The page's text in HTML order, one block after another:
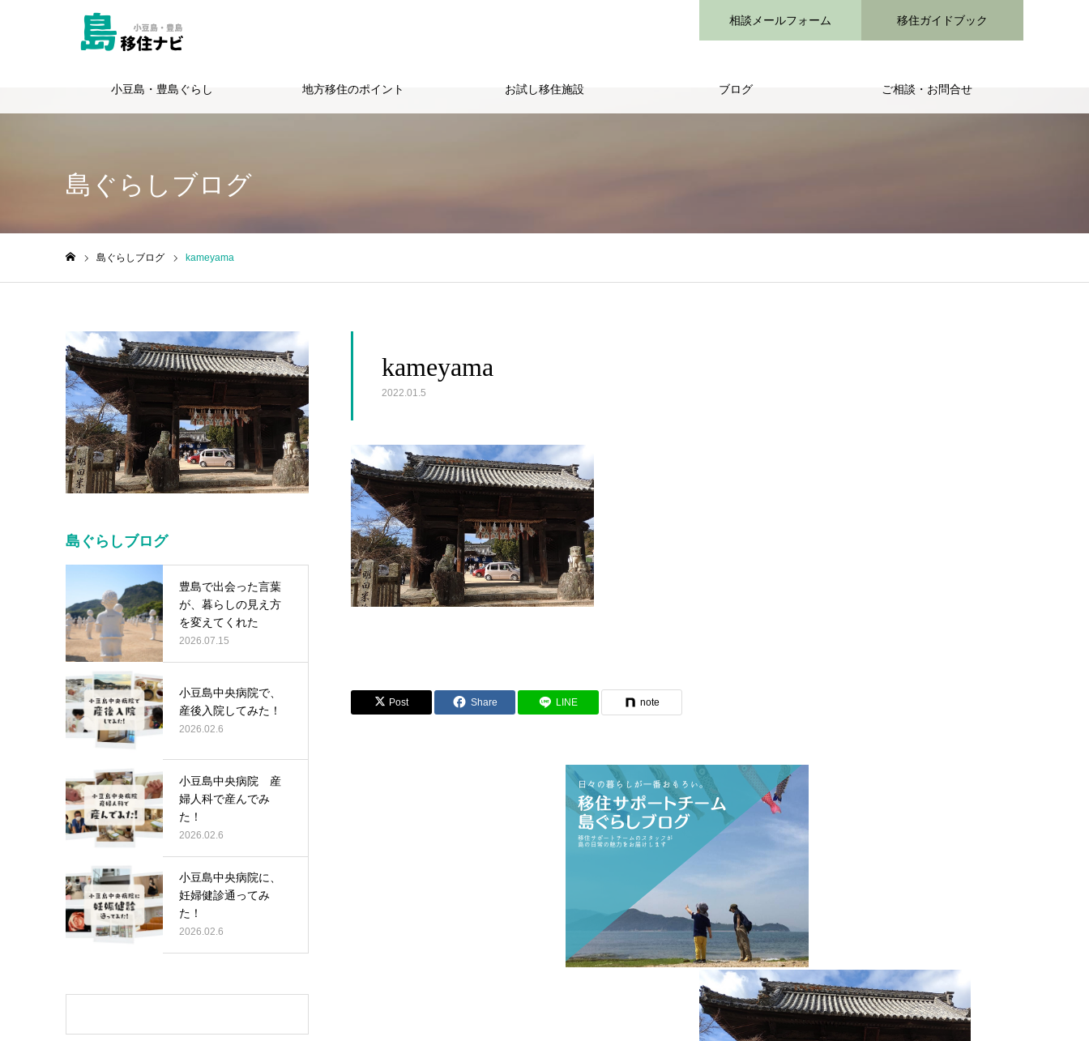
相談メールフォーム 移住ガイドブック
小豆島・豊島ぐらし 地方移住のポイント お試し移住施設 ブログ ご相談・お問合せ
島ぐらしブログ
島ぐらしブログ kameyama
kameyama
2022.01.5
Post Share LINE note
島ぐらしブログ
豊島で出会った言葉
が、暮らしの見え方
を変えてくれた
2026.07.15
小豆島中央病院で、
産後入院してみた！
2026.02.6
小豆島中央病院 産
婦人科で産んでみ
た！
2026.02.6
小豆島中央病院に、
妊婦健診通ってみ
た！
2026.02.6